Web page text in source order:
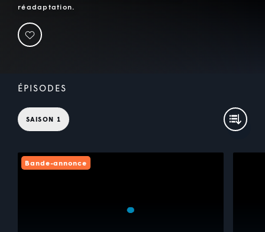
réadaptation.
ÉPISODES
SAISON 1
Bande-annonce